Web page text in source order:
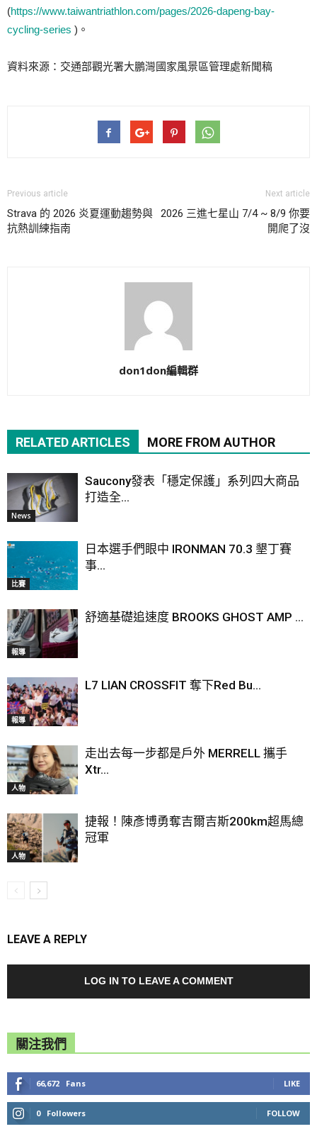
(https://www.taiwantriathlon.com/pages/2026-dapeng-bay-
cycling-series )。
資料來源：交通部觀光署大鵬灣國家風景區管理處新聞稿
Previous article
Strava 的 2026 炎夏運動趨勢與
抗熱訓練指南
Next article
2026 三進七星山 7/4 ~ 8/9 你要
開爬了沒
don1don編輯群
RELATED ARTICLES MORE FROM AUTHOR
News
Saucony發表「穩定保護」系列四大商品
打造全...
比賽
日本選手們眼中 IRONMAN 70.3 墾丁賽
事...
報導
舒適基礎追速度 BROOKS GHOST AMP ...
報導
L7 LIAN CROSSFIT 奪下Red Bu...
人物
走出去每一步都是戶外 MERRELL 攜手
Xtr...
人物
捷報！陳彥博勇奪吉爾吉斯200km超馬總
冠軍
LEAVE A REPLY
LOG IN TO LEAVE A COMMENT
關注我們
66,672 Fans LIKE
0 Followers FOLLOW